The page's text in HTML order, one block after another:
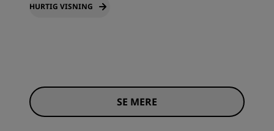
HURTIG VISNING
SE MERE